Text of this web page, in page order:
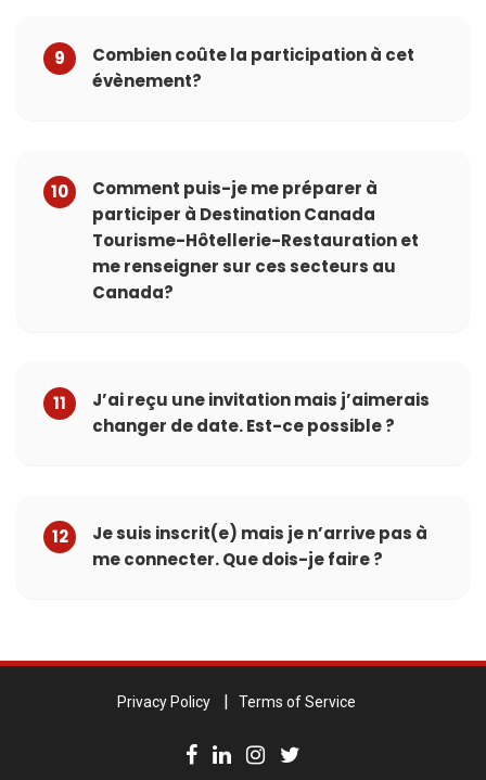
9
Combien coûte la participation à cet
évènement?
10
Comment puis-je me préparer à
participer à Destination Canada
Tourisme-Hôtellerie-Restauration et
me renseigner sur ces secteurs au
Canada?
11
J’ai reçu une invitation mais j’aimerais
changer de date. Est-ce possible ?
12
Je suis inscrit(e) mais je n’arrive pas à
me connecter. Que dois-je faire ?
Privacy Policy Terms of Service